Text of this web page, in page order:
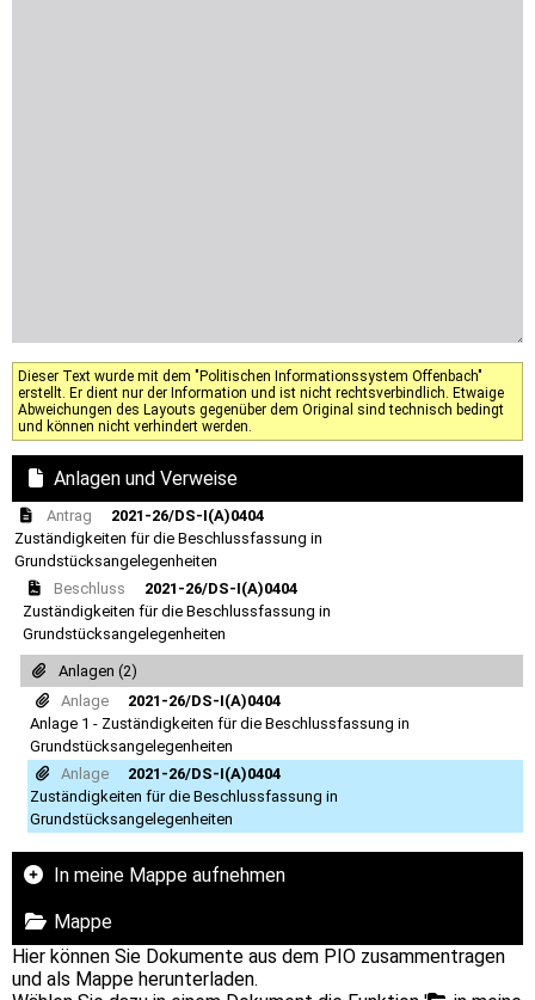
Dieser Text wurde mit dem "Politischen Informationssystem Offenbach"
erstellt. Er dient nur der Information und ist nicht rechtsverbindlich. Etwaige
Abweichungen des Layouts gegenüber dem Original sind technisch bedingt
und können nicht verhindert werden.
Anlagen und Verweise
Antrag
2021-26/DS-I(A)0404
Zuständigkeiten für die Beschlussfassung in
Grundstücksangelegenheiten
Beschluss
2021-26/DS-I(A)0404
Zuständigkeiten für die Beschlussfassung in
Grundstücksangelegenheiten
Anlagen (2)
Anlage
2021-26/DS-I(A)0404
Anlage 1 - Zuständigkeiten für die Beschlussfassung in
Grundstücksangelegenheiten
Anlage
2021-26/DS-I(A)0404
Zuständigkeiten für die Beschlussfassung in
Grundstücksangelegenheiten
In meine Mappe aufnehmen
Mappe
Hier können Sie Dokumente aus dem PIO zusammentragen
und als Mappe herunterladen.